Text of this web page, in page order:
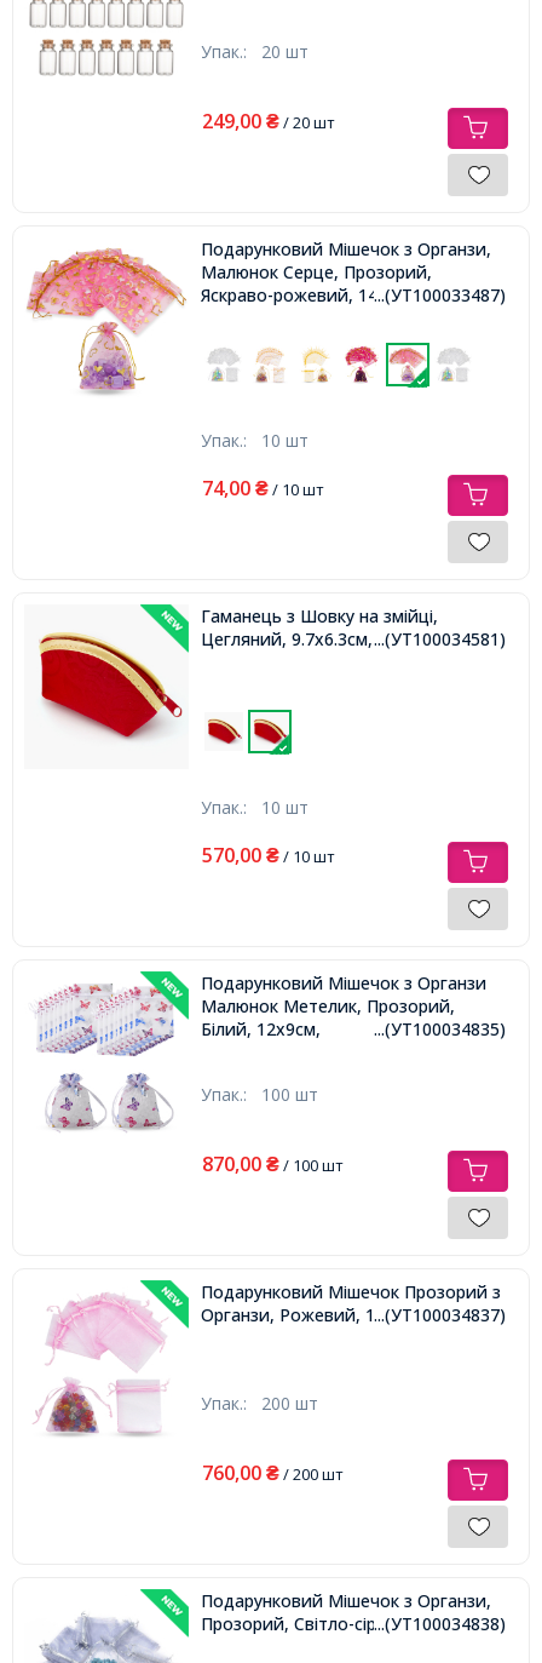
Упак.: 20 шт
249,00 ₴/ 20 шт
Подарунковий Мішечок з Органзи,
Малюнок Серце, Прозорий,
Яскраво-рожевий, 14x10см,...(УТ100033487)
Упак.: 10 шт
74,00 ₴/ 10 шт
Гаманець з Шовку на змійці,
Цегляний, 9.7x6.3см,...(УТ100034581)
Упак.: 10 шт
570,00 ₴/ 10 шт
Подарунковий Мішечок з Органзи
Малюнок Метелик, Прозорий,
Білий, 12x9см,
...(УТ100034835)
Упак.: 100 шт
870,00 ₴/ 100 шт
Подарунковий Мішечок Прозорий з
Органзи, Рожевий, 12х10см,...(УТ100034837)
Упак.: 200 шт
760,00 ₴/ 200 шт
Подарунковий Мішечок з Органзи,
Прозорий, Світло-сірий, 12х10см,
...(УТ100034838)